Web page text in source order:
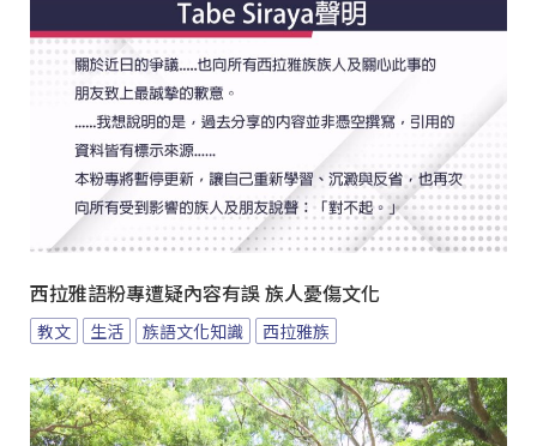
西拉雅語粉專遭疑內容有誤 族人憂傷文化
教文 生活 族語文化知識 西拉雅族